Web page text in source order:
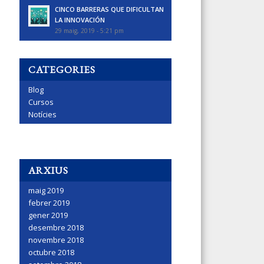
CINCO BARRERAS QUE DIFICULTAN
LA INNOVACIÓN
29 maig, 2019 - 5:21 pm
CATEGORIES
Blog
Cursos
Notícies
ARXIUS
maig 2019
febrer 2019
gener 2019
desembre 2018
novembre 2018
octubre 2018